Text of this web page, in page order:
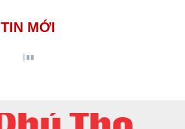
TIN MỚI